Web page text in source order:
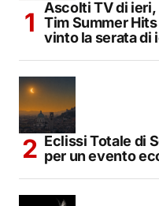
Ascolti TV di ieri,
Tim Summer
vinto la serata di
Eclissi Totale di
per un evento